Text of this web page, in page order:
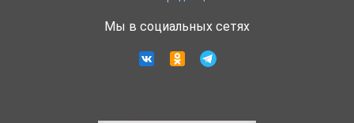
Мы в социальных сетях